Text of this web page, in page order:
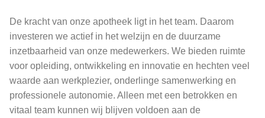
De kracht van onze apotheek ligt in het team. Daarom
investeren we actief in het welzijn en de duurzame
inzetbaarheid van onze medewerkers. We bieden ruimte
voor opleiding, ontwikkeling en innovatie en hechten veel
waarde aan werkplezier, onderlinge samenwerking en
professionele autonomie. Alleen met een betrokken en
vitaal team kunnen wij blijven voldoen aan de